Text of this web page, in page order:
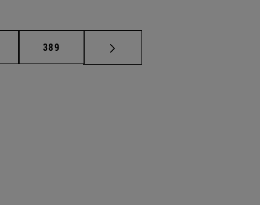
Páginas intermedias Use TAB para desplazarse.
Página
389